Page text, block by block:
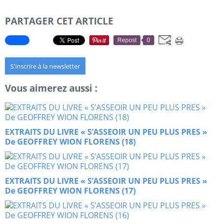
PARTAGER CET ARTICLE
Repost 0
S'inscrire à la newsletter
Vous aimerez aussi :
EXTRAITS DU LIVRE « S’ASSEOIR UN PEU PLUS PRES »
De GEOFFREY WION FLORENS (18)
EXTRAITS DU LIVRE « S’ASSEOIR UN PEU PLUS PRES »
De GEOFFREY WION FLORENS (17)